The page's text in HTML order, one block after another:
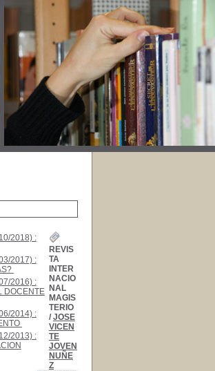
2018) :
2017) :
2016) :
DOCENTE
2014) :
2013) :
REVIS
TA
INTER
NACIO
NAL
MAGIS
TERIO
/ JOSE
VICEN
TE
JOVEN
NUÑE
Z